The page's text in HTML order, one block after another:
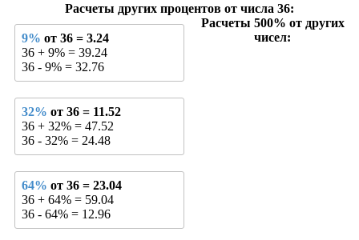
Расчеты других процентов от числа 36:
9% от 36 = 3.24
36 + 9% = 39.24
36 - 9% = 32.76
32% от 36 = 11.52
36 + 32% = 47.52
36 - 32% = 24.48
64% от 36 = 23.04
36 + 64% = 59.04
36 - 64% = 12.96
Расчеты 500% от других
чисел: